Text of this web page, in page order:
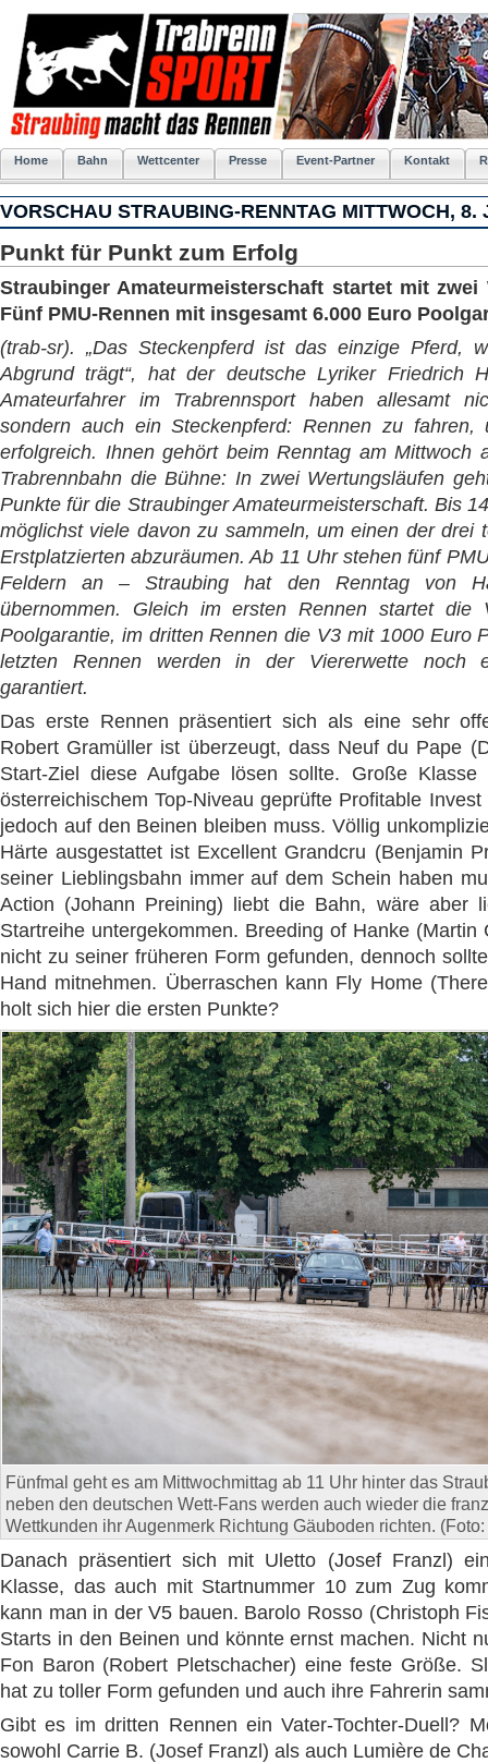
Home Bahn Wettcenter Presse Event-Partner Kontakt
VORSCHAU STRAUBING-RENNTAG MITTWOCH, 8.
Punkt für Punkt zum Erfolg
Straubinger Amateurmeisterschaft startet mit zwei
Fünf PMU-Rennen mit insgesamt 6.000 Euro
(trab-sr). „Das Steckenpferd ist das einzige Pferd,
Abgrund trägt“, hat der deutsche Lyriker Friedrich
Amateurfahrer im Trabrennsport haben allesamt
sondern auch ein Steckenpferd: Rennen zu fahren,
erfolgreich. Ihnen gehört beim Renntag am Mittwoch
Trabrennbahn die Bühne: In zwei Wertungsläufen
Punkte für die Straubinger Amateurmeisterschaft. Bis
möglichst viele davon zu sammeln, um einen der drei
Erstplatzierten abzuräumen. Ab 11 Uhr stehen fünf
Feldern an – Straubing hat den Renntag von
übernommen. Gleich im ersten Rennen startet die
Poolgarantie, im dritten Rennen die V3 mit 1000 Euro
letzten Rennen werden in der Viererwette noch
garantiert.
Das erste Rennen präsentiert sich als eine sehr
Robert Gramüller ist überzeugt, dass Neuf du Pape
Start-Ziel diese Aufgabe lösen sollte. Große
österreichischem Top-Niveau geprüfte Profitable
jedoch auf den Beinen bleiben muss. Völlig
Härte ausgestattet ist Excellent Grandcru (Benjamin
seiner Lieblingsbahn immer auf dem Schein haben
Action (Johann Preining) liebt die Bahn, wäre aber
Startreihe untergekommen. Breeding of Hanke (Martin
nicht zu seiner früheren Form gefunden, dennoch
Hand mitnehmen. Überraschen kann Fly Home
holt sich hier die ersten Punkte?
Fünfmal geht es am Mittwochmittag ab 11 Uhr hinter das
neben den deutschen Wett-Fans werden auch wieder die
Wettkunden ihr Augenmerk Richtung Gäuboden richten.
Danach präsentiert sich mit Uletto (Josef Franzl)
Klasse, das auch mit Startnummer 10 zum Zug
kann man in der V5 bauen. Barolo Rosso (Christoph
Starts in den Beinen und könnte ernst machen. Nicht
Fon Baron (Robert Pletschacher) eine feste Größe.
hat zu toller Form gefunden und auch ihre Fahrerin
Gibt es im dritten Rennen ein Vater-Tochter-Duell?
sowohl Carrie B. (Josef Franzl) als auch Lumière de